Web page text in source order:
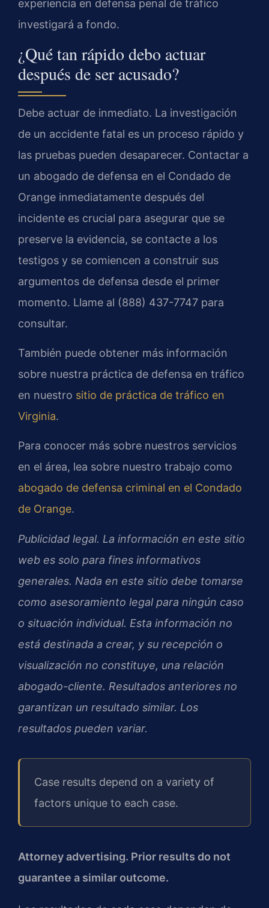
experiencia en defensa penal de tráfico
investigará a fondo.
¿Qué tan rápido debo actuar
después de ser acusado?
Debe actuar de inmediato. La investigación
de un accidente fatal es un proceso rápido y
las pruebas pueden desaparecer. Contactar a
un abogado de defensa en el Condado de
Orange inmediatamente después del
incidente es crucial para asegurar que se
preserve la evidencia, se contacte a los
testigos y se comiencen a construir sus
argumentos de defensa desde el primer
momento. Llame al (888) 437-7747 para
consultar.
También puede obtener más información
sobre nuestra práctica de defensa en tráfico
en nuestro sitio de práctica de tráfico en
Virginia.
Para conocer más sobre nuestros servicios
en el área, lea sobre nuestro trabajo como
abogado de defensa criminal en el Condado
de Orange.
Publicidad legal. La información en este sitio
web es solo para fines informativos
generales. Nada en este sitio debe tomarse
como asesoramiento legal para ningún caso
o situación individual. Esta información no
está destinada a crear, y su recepción o
visualización no constituye, una relación
abogado-cliente. Resultados anteriores no
garantizan un resultado similar. Los
resultados pueden variar.
Case results depend on a variety of
factors unique to each case.
Attorney advertising. Prior results do not
guarantee a similar outcome.